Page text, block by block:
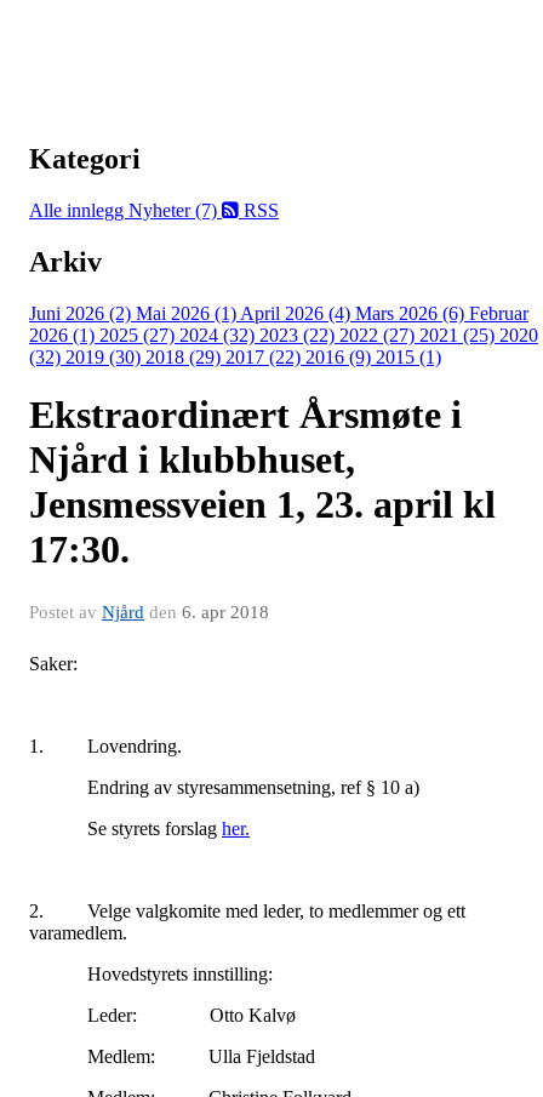
Kategori
Alle innlegg Nyheter (7) RSS
Arkiv
Juni 2026 (2) Mai 2026 (1) April 2026 (4) Mars 2026 (6) Februar
2026 (1) 2025 (27) 2024 (32) 2023 (22) 2022 (27) 2021 (25) 2020
(32) 2019 (30) 2018 (29) 2017 (22) 2016 (9) 2015 (1)
Ekstraordinært Årsmøte i
Njård i klubbhuset,
Jensmessveien 1, 23. april kl
17:30.
Postet av Njård den 6. apr 2018
Saker:
1. Lovendring.
Endring av styresammensetning, ref § 10 a)
Se styrets forslag her.
2. Velge valgkomite med leder, to medlemmer og ett
varamedlem.
Hovedstyrets innstilling:
Leder: Otto Kalvø
Medlem: Ulla Fjeldstad